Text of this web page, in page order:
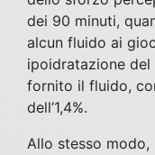
dei 90 minuti,
alcun fluido ai
ipoidratazione
fornito il fluido,
dell’1,4%.
Allo stesso modo,